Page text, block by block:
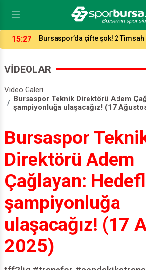
13:11
Bursaspor’un efsane futbolcusu
VİDEOLAR
Video Galeri
Bursaspor Teknik Direktörü Adem
şampiyonluğa ulaşacağız! (17
Bursaspor
Direktörü Adem
Çağlayan:
şampiyonluğa
ulaşacağız! (17
2025)